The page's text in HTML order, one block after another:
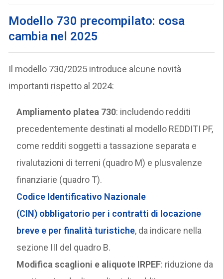
Modello 730 precompilato: cosa
cambia nel 2025
Il modello 730/2025 introduce alcune novità
importanti rispetto al 2024:
Ampliamento platea 730: includendo redditi
precedentemente destinati al modello REDDITI PF,
come redditi soggetti a tassazione separata e
rivalutazioni di terreni (quadro M) e plusvalenze
finanziarie (quadro T).
Codice Identificativo Nazionale
(CIN) obbligatorio per i contratti di locazione
breve e per finalità turistiche, da indicare nella
sezione III del quadro B.
Modifica scaglioni e aliquote IRPEF: riduzione da